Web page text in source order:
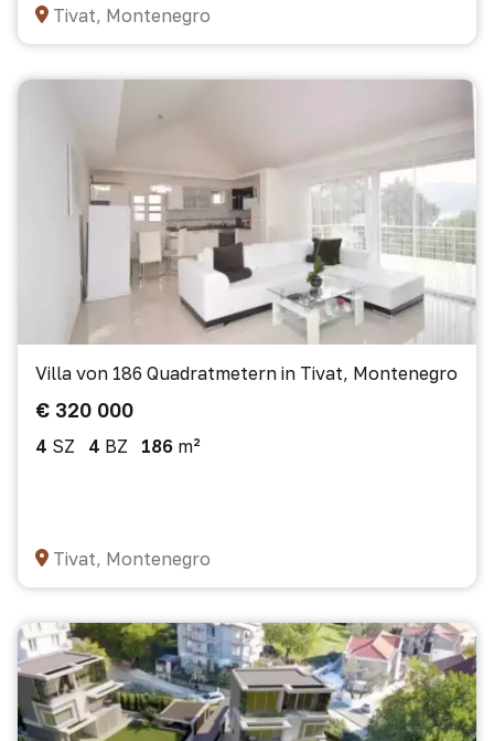
Tivat, Montenegro
Villa von 186 Quadratmetern in Tivat, Montenegro
€ 320 000
4 SZ 4 BZ 186 m²
Tivat, Montenegro